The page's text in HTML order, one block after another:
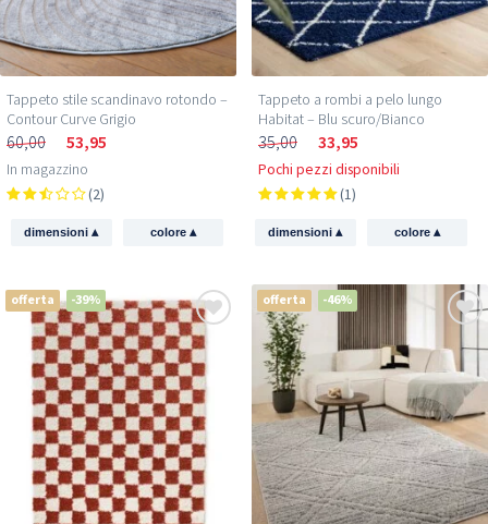
Tappeto stile scandinavo rotondo –
Contour Curve Grigio
60,00 53,95
In magazzino
(2)
dimensioni▴ colore ▴
Tappeto a rombi a pelo lungo
Habitat – Blu scuro/Bianco
35,00 33,95
Pochi pezzi disponibili
(1)
dimensioni▴ colore ▴
offerta -39% offerta -46%